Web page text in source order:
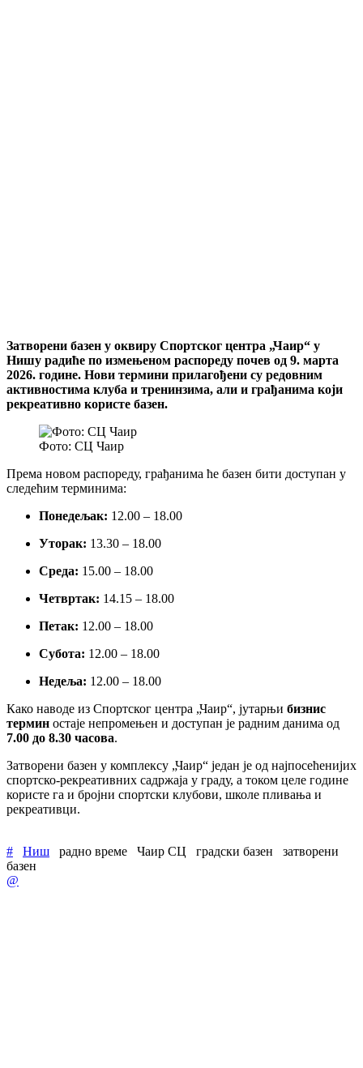
Затворени базен у оквиру Спортског центра „Чаир“ у
Нишу радиће по измењеном распореду почев од 9. марта
2026. године. Нови термини прилагођени су редовним
активностима клуба и тренинзима, али и грађанима који
рекреативно користе базен.
Фото: СЦ Чаир
Према новом распореду, грађанима ће базен бити доступан у
следећим терминима:
Понедељак: 12.00 – 18.00
Уторак: 13.30 – 18.00
Среда: 15.00 – 18.00
Четвртак: 14.15 – 18.00
Петак: 12.00 – 18.00
Субота: 12.00 – 18.00
Недеља: 12.00 – 18.00
Како наводе из Спортског центра „Чаир“, јутарњи бизнис
термин остаје непромењен и доступан је радним данима од
7.00 до 8.30 часова.
Затворени базен у комплексу „Чаир“ један је од најпосећенијих
спортско-рекреативних садржаја у граду, а током целе године
користе га и бројни спортски клубови, школе пливања и
рекреативци.
# Ниш радно време Чаир СЦ градски базен
затворени
базен
@